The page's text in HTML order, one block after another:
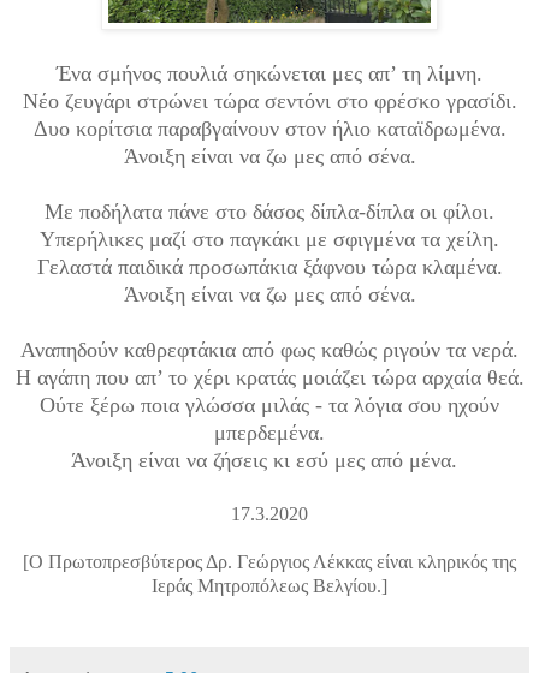
Ένα σμήνος πουλιά σηκώνεται μες απ’ τη λίμνη.
Νέο ζευγάρι στρώνει τώρα σεντόνι στο φρέσκο γρασίδι.
Δυο κορίτσια παραβγαίνουν στον ήλιο καταϊδρωμένα.
Άνοιξη είναι να ζω μες από σένα.
Με ποδήλατα πάνε στο δάσος δίπλα-δίπλα οι φίλοι.
Υπερήλικες μαζί στο παγκάκι με σφιγμένα τα χείλη.
Γελαστά παιδικά προσωπάκια ξάφνου τώρα κλαμένα.
Άνοιξη είναι να ζω μες από σένα.
Αναπηδούν καθρεφτάκια από φως καθώς ριγούν τα νερά.
Η αγάπη που απ’ το χέρι κρατάς μοιάζει τώρα αρχαία θεά.
Ούτε ξέρω ποια γλώσσα μιλάς - τα λόγια σου ηχούν
μπερδεμένα.
Άνοιξη είναι να ζήσεις κι εσύ μες από μένα.
17.3.2020
[Ο Πρωτοπρεσβύτερος Δρ. Γεώργιος Λέκκας είναι κληρικός της
Ιεράς Μητροπόλεως Βελγίου.]